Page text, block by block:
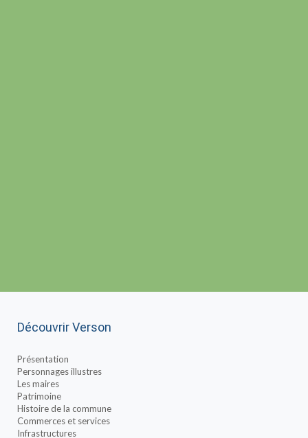
Découvrir Verson
Présentation
Personnages illustres
Les maires
Patrimoine
Histoire de la commune
Commerces et services
Infrastructures